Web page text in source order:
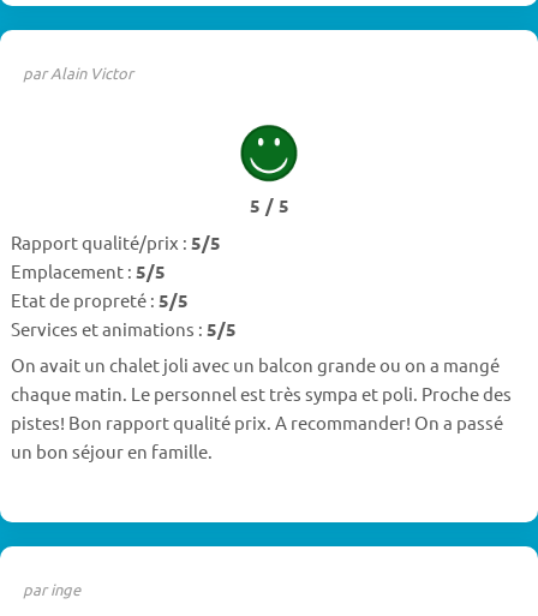
par Alain Victor
5 / 5
Rapport qualité/prix : 5/5
Emplacement : 5/5
Etat de propreté : 5/5
Services et animations : 5/5
On avait un chalet joli avec un balcon grande ou on a mangé
chaque matin. Le personnel est très sympa et poli. Proche des
pistes! Bon rapport qualité prix. A recommander! On a passé
un bon séjour en famille.
par inge